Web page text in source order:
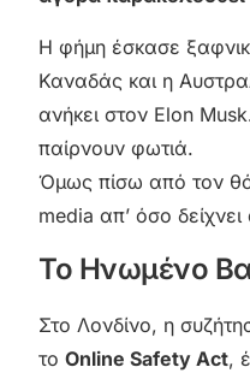
Η φήμη έσκασε
Καναδάς και η
ανήκει στον Elon
παίρνουν φωτιά.
Όμως πίσω από τον
media απ’ όσο δείχνει
Το Ηνωμένο
Στο Λονδίνο, η
το Online Safety Act,